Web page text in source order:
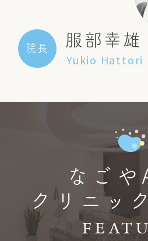
院長 服部幸雄
Yukio Hattori
なごや
クリニッ